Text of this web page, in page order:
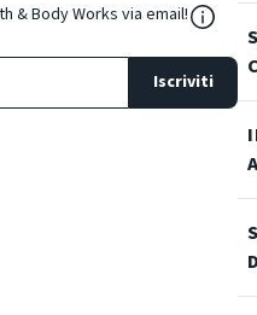
& Body Works via email!
Iscriviti